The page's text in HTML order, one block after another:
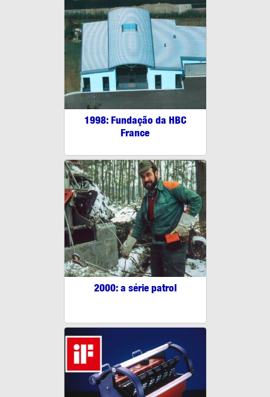
1998: Fundação da HBC
France
2000: a série patrol